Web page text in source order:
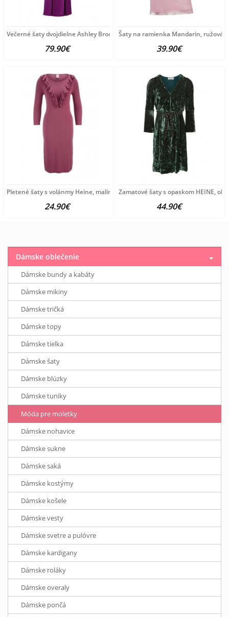
Večerné šaty dvojdielne Ashley Brooke, fialová
79.90€
Šaty na ramienka Mandarin, ružová
39.90€
Pletené šaty s volánmy Heine, malinová
24.90€
Zamatové šaty s opaskom HEINE,
44.90€
Dámske oblečenie
Dámske bundy a kabáty
Dámske mikiny
Dámske tričká
Dámske topy
Dámske tielka
Dámske šaty
Dámske blúzky
Dámske tuniky
Móda pre moletky
Dámske nohavice
Dámske sukne
Dámske saká
Dámske kostýmy
Dámske košele
Dámske vesty
Dámske svetre a pulóvre
Dámske kardigany
Dámske roláky
Dámske overaly
Dámske pončá